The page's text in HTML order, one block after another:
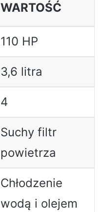
WARTOŚĆ
110 HP
3,6 litra
4
Suchy filtr
powietrza
Chłodzenie
wodą i olejem